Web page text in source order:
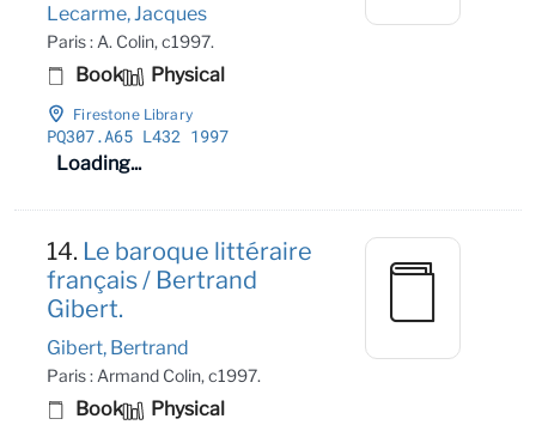
Lecarme, Jacques
Paris : A. Colin, c1997.
Book Physical
Firestone Library
PQ307.A65 L432 1997
Loading...
14. Le baroque littéraire
français / Bertrand
Gibert.
Gibert, Bertrand
Paris : Armand Colin, c1997.
Book Physical